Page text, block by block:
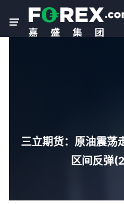
三立期货：原油震荡
区间反弹